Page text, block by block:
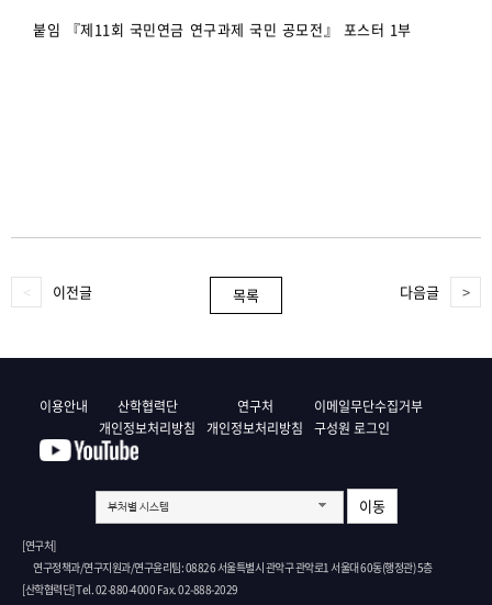
붙임 『제11회 국민연금 연구과제 국민 공모전』 포스터 1부
이전글 목록 다음글
이용안내
산학협력단
개인정보처리방침
연구처
개인정보처리방침
이메일무단수집거부
구성원 로그인
부처별 시스템 이동
[연구처]
연구정책과/연구지원과/연구윤리팀: 08826 서울특별시 관악구 관악로1 서울대 60동(행정관) 5층
[산학협력단] Tel. 02-880-4000 Fax. 02-888-2029